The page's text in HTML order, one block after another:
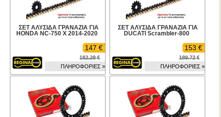
ΣΕΤ ΑΛΥΣΙΔΑ ΓΡΑΝΑΖΙΑ ΓΙΑ
HONDA NC-750 X 2014-2020
147 €
182.28 €
ΠΛΗΡΟΦΟΡΙΕΣ »
ΣΕΤ ΑΛΥΣΙΔΑ ΓΡΑΝΑΖΙΑ ΓΙΑ
DUCATI Scrambler-800
153 €
189.72 €
ΠΛΗΡΟΦΟΡΙΕΣ »